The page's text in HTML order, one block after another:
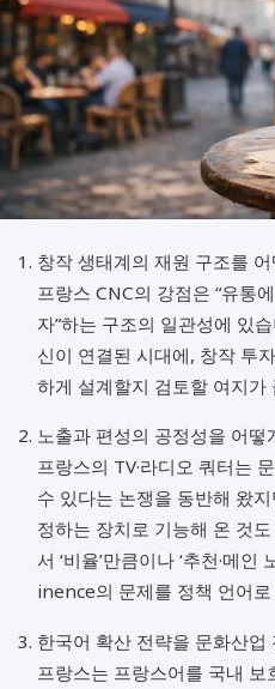
창작 생태계의 재원 구조를
프랑스 CNC의 강점은 “유통
자”하는 구조의 일관성에 있습
신이 연결된 시대에, 창작 투
하게 설계할지 검토할 여지가
노출과 편성의 공정성을 어떻
프랑스의 TV·라디오 쿼터는
수 있다는 논쟁을 동반해 왔
정하는 장치로 기능해 온 것
서 ‘비율’만큼이나 ‘추천·메인
inence의 문제를 정책 언어
한국어 확산 전략을 문화산업
프랑스는 프랑스어를 국내